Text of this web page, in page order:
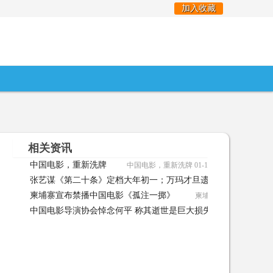
加入收藏
相关资讯
中国电影，重新洗牌 中国电影，重新洗牌 01-18
张艺谋《第二十条》定档大年初一；万玛才旦遗作入围亚洲电影
洲电影大奖；迈 01-16
柬埔寨宣布禁播中国电影《孤注一掷》 柬埔寨宣布禁播中国电
中国电影导演协会悼念何平 称其逝世是巨大损失何平导协悼文--